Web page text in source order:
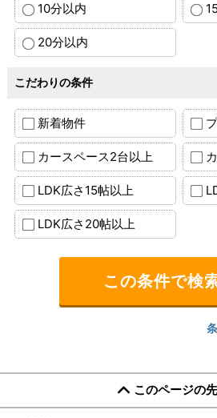
10分以内
20分以内
こだわりの条件
新着物件
カースペース2台以上
LDK広さ15帖以上
LDK広さ20帖以上
このページの